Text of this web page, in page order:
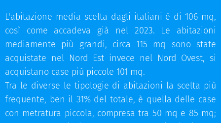
L'abitazione media scelta dagli italiani è di 106 mq,
così come accadeva già nel 2023. Le abitazioni
mediamente più grandi, circa 115 mq sono state
acquistate nel Nord Est invece nel Nord Ovest, si
acquistano case più piccole 101 mq.
Tra le diverse le tipologie di abitazioni la scelta più
frequente, ben il 31% del totale, è quella delle case
con metratura piccola, compresa tra 50 mq e 85 mq;